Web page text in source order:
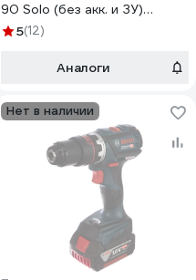
90 Solo (без акк. и ЗУ)
06019K6100
5(12)
Аналоги
Нет в наличии